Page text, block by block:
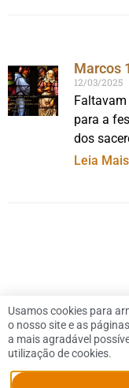
Marcos
12/03/2025
para a
dos
Leia
© 2026 Dennis
Usamos cookies para
o nosso site e as
a mais agradável
utilização de cookies.